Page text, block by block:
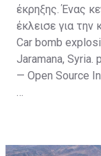
έκρηξης. Ένας
έκλεισε για την
Car bomb
Jaramana, Syria.
— Open Source